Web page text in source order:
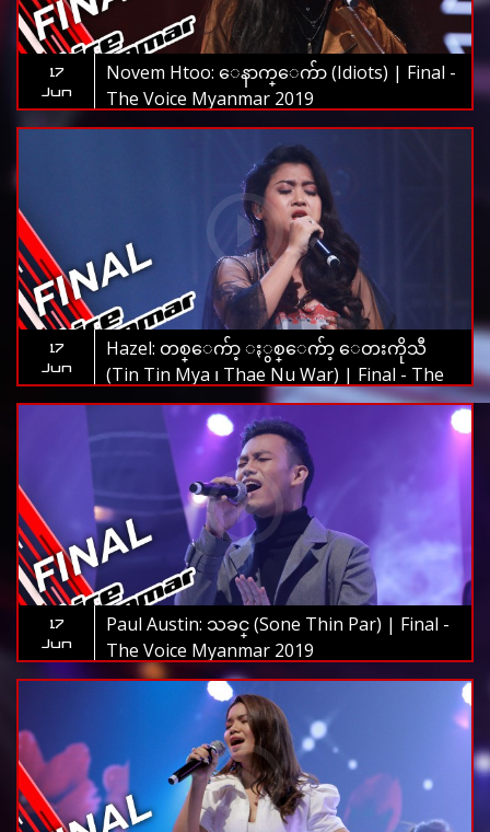
17
Jun
Novem Htoo: ေနာက္ေက်ာ (Idiots) | Final -
The Voice Myanmar 2019
17
Jun
Hazel: တစ္ေက်ာ့ ႏွစ္ေက်ာ့ ေတးကိုသီ
(Tin Tin Mya ၊ Thae Nu War) | Final - The
Voice Myanmar 2019
17
Jun
Paul Austin: သခင္ (Sone Thin Par) | Final -
The Voice Myanmar 2019